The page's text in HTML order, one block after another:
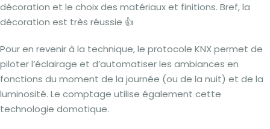
décoration et le choix des matériaux et finitions. Bref, la
décoration est très réussie 👍
Pour en revenir à la technique, le protocole KNX permet de
piloter l’éclairage et d’automatiser les ambiances en
fonctions du moment de la journée (ou de la nuit) et de la
luminosité. Le comptage utilise également cette
technologie domotique.